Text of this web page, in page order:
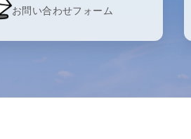
お問い合わせフォーム